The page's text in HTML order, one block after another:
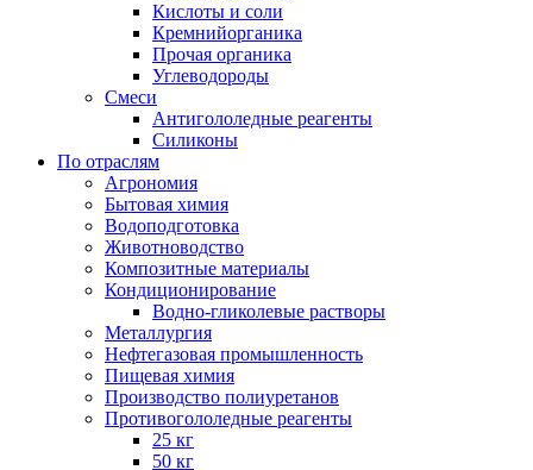
Кислоты и соли
Кремнийорганика
Прочая органика
Углеводороды
Смеси
Антигололедные реагенты
Силиконы
По отраслям
Агрономия
Бытовая химия
Водоподготовка
Животноводство
Композитные материалы
Кондиционирование
Водно-гликолевые растворы
Металлургия
Нефтегазовая промышленность
Пищевая химия
Производство полиуретанов
Противогололедные реагенты
25 кг
50 кг